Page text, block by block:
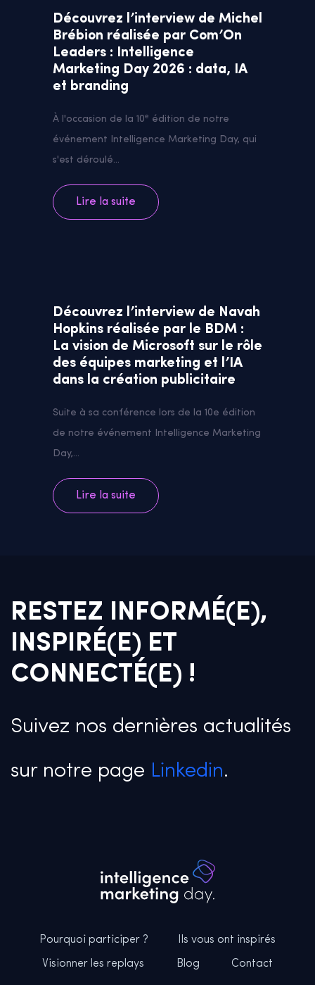
Découvrez l’interview de Michel
Brébion réalisée par Com’On
Leaders : Intelligence
Marketing Day 2026 : data, IA
et branding
À l'occasion de la 10ᵉ édition de notre
événement Intelligence Marketing Day, qui
s'est déroulé...
Lire la suite
Découvrez l’interview de Navah
Hopkins réalisée par le BDM :
La vision de Microsoft sur le rôle
des équipes marketing et l’IA
dans la création publicitaire
Suite à sa conférence lors de la 10e édition
de notre événement Intelligence Marketing
Day,...
Lire la suite
RESTEZ INFORMÉ(E),
INSPIRÉ(E) ET
CONNECTÉ(E) !
Suivez nos dernières actualités
sur notre page Linkedin.
Pourquoi participer ? Ils vous ont inspirés
Visionner les replays Blog Contact